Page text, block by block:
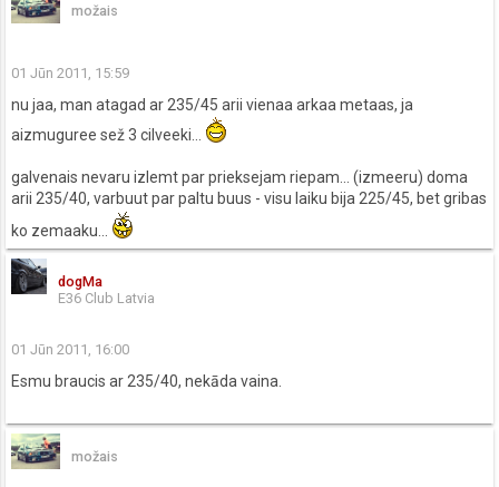
možais
01 Jūn 2011, 15:59
nu jaa, man atagad ar 235/45 arii vienaa arkaa metaas, ja
aizmuguree sež 3 cilveeki...
galvenais nevaru izlemt par prieksejam riepam... (izmeeru) doma
arii 235/40, varbuut par paltu buus - visu laiku bija 225/45, bet gribas
ko zemaaku...
dogMa
E36 Club Latvia
01 Jūn 2011, 16:00
Esmu braucis ar 235/40, nekāda vaina.
možais